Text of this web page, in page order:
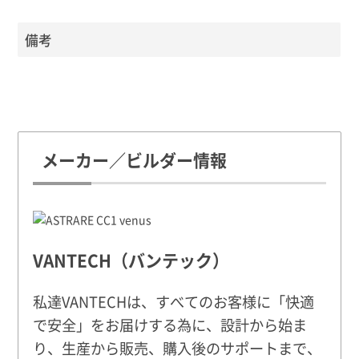
備考
メーカー／ビルダー情報
VANTECH（バンテック）
私達VANTECHは、すべてのお客様に「快適
で安全」をお届けする為に、設計から始ま
り、生産から販売、購入後のサポートまで、